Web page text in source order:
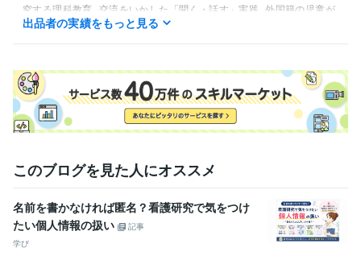
究する理科教育 交流をいかした「聞く・話す」実践
外国籍の児童が
多くても「聞く・話す」を伸ばす国語科指導法
までできる「幼稚園小学校中学校の一貫教育」
資格・検定
小学校専修免許 養護学校二種免許 幼稚園二種免許 司書教諭
取得年 :
2011年
得意分野
どうぞ
学校現場の文書作成。
出品者の実績をもっと見る
このブログを見た人にオススメ
名前を書かなければ匿名？看護研究で気をつけ
たい個人情報の扱い
記事
学び